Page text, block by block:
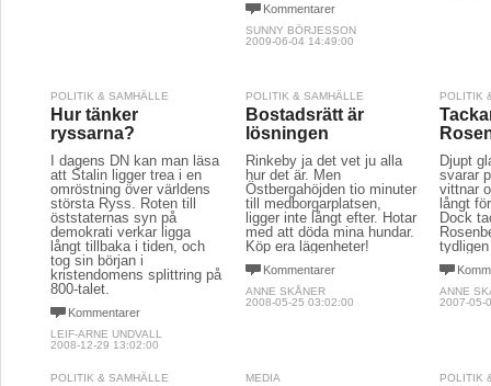
Kommentarer
SUNNY BÖRJESSON
2009-06-04 14:49:00
POLITIK & SAMHÄLLE
Hur tänker
ryssarna?
I dagens DN kan man läsa
att Stalin ligger trea i en
omröstning över världens
största Ryss. Roten till
öststaternas syn på
demokrati verkar ligga
långt tillbaka i tiden, och
tog sin början i
kristendomens splittring på
800-talet.
Kommentarer
LEIF-ARNE UNDVALL
2008-12-29 13:02:00
POLITIK & SAMHÄLLE
Bostadsrätt är
lösningen
Rinkeby ja det vet ju alla
hur det är. Men
Östbergahöjden tio minuter
till medborgarplatsen,
ligger inte långt efter. Hotar
med att döda mina hundar.
Köp era lägenheter!
Kommentarer
ANNE SKÅNER
2008-05-25 03:02:00
POLITIK
Djupt
svarar
vittnar
långt
Dock
ANNE
2007-05-
POLITIK & SAMHÄLLE MEDIA POLITIK